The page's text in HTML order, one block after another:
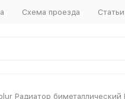
Схема проезда Статьи
Радиатор